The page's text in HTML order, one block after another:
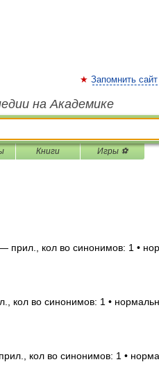
Запомнить сайт
на Академике
Книги Игры ⚽
прил., кол во синонимов: 1 •
кол во синонимов: 1 •
кол во синонимов: 1 •